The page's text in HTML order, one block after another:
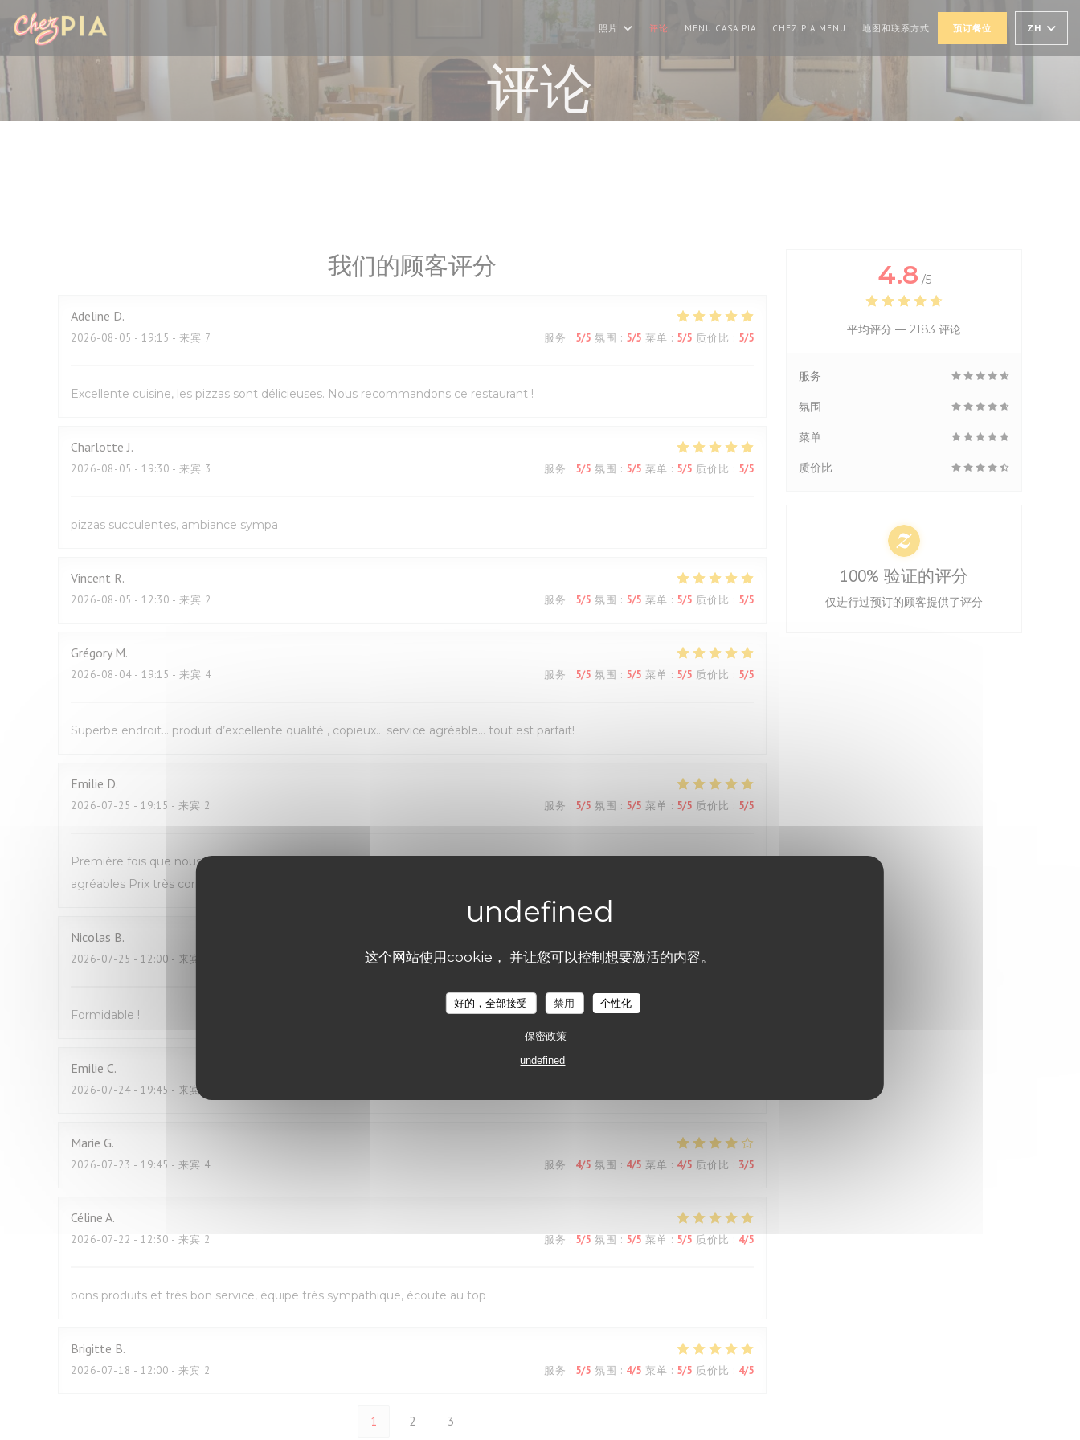
Cookie管理面板
这个网站使用cookie， 并让您可以控制想要激活的内容。
好的，全部接受 禁用 个性化
保密政策
undefined
照片 评论 MENU CASA PIA ((在新窗口中打开))
CHEZ PIA MENU ((在新窗口中打开))
地图和联系方式 预订餐位 ZH
评论
我们的顾客评分
Adeline D
2026-08-05 - 19:15 - 来宾 7 服务 : 5/5 氛围 : 5/5 菜单 : 5/5 质价比 : 5/5
Excellente cuisine, les pizzas sont délicieuses. Nous recommandons ce restaurant !
Charlotte J
2026-08-05 - 19:30 - 来宾 3 服务 : 5/5 氛围 : 5/5 菜单 : 5/5 质价比 : 5/5
pizzas succulentes, ambiance sympa
Vincent R
2026-08-05 - 12:30 - 来宾 2 服务 : 5/5 氛围 : 5/5 菜单 : 5/5 质价比 : 5/5
Grégory M
2026-08-04 - 19:15 - 来宾 4 服务 : 5/5 氛围 : 5/5 菜单 : 5/5 质价比 : 5/5
Superbe endroit… produit d’excellente qualité , copieux… service agréable… tout est parfait!
Emilie D
2026-07-25 - 19:15 - 来宾 2 服务 : 5/5 氛围 : 5/5 菜单 : 5/5 质价比 : 5/5
Première fois que nous venons manger Avec mon fils Belle découverte très bonne pizza dessert y compris personnels
agréables Prix très correct pour du fait maison Nous reviendrons Mme Dion
Nicolas B
2026-07-25 - 12:00 - 来宾 2 服务: 5/5 氛围: 5/5 菜单: 5/5 质价比
Formidable !
Emilie C
2026-07-24 - 19:45 - 来宾 2
Marie G
2026-07-23 - 19:45 - 来宾 4 服务 : 4/5 氛围 : 4/5 菜单 : 4/5 质价比 : 3/5
Céline A
2026-07-22 - 12:30 - 来宾 2 服务 : 5/5 氛围 : 5/5 菜单 : 5/5 质价比 : 4/5
bons produits et très bon service, équipe très sympathique, écoute au top
Brigitte B
2026-07-18 - 12:00 - 来宾 2 服务 : 5/5 氛围 : 4/5 菜单 : 5/5 质价比 : 4/5
1 2 3
4.8 /5
平均评分 — 2183 评论
服务
氛围
菜单
质价比
100% 验证的评分
仅进行过预订的顾客提供了评分